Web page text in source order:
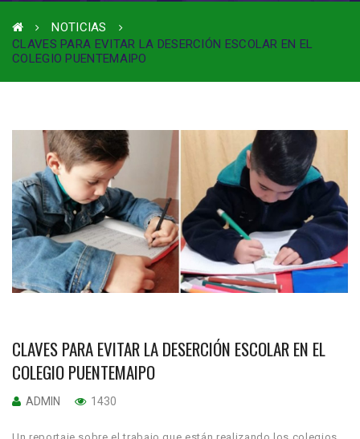
NOTICIAS
CLAVES PARA EVITAR LA DESERCIÓN ESCOLAR EN EL
COLEGIO PUENTEMAIPO
CLAVES PARA EVITAR LA DESERCIÓN ESCOLAR EN EL
COLEGIO PUENTEMAIPO
ADMIN 1430